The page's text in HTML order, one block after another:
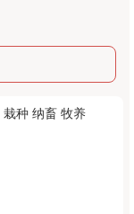
栽种 纳畜 牧养